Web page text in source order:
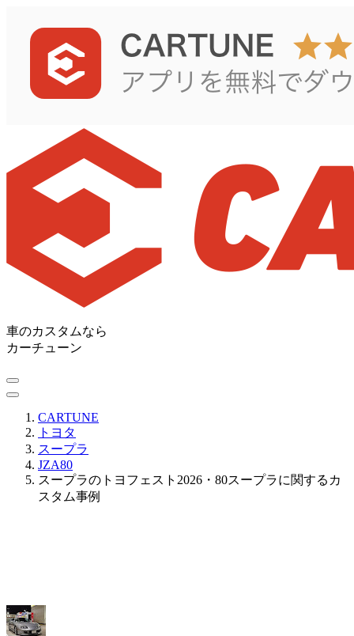
車のカスタムなら
カーチューン
CARTUNE
トヨタ
スープラ
JZA80
スープラのトヨフェスト2026・80スープラに関するカ
スタム事例